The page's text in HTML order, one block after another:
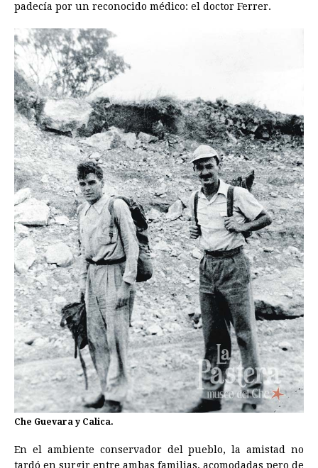
padecía por un reconocido médico: el doctor Ferrer.
Che Guevara y Calica.
En el ambiente conservador del pueblo, la amistad no
tardó en surgir entre ambas familias, acomodadas pero de